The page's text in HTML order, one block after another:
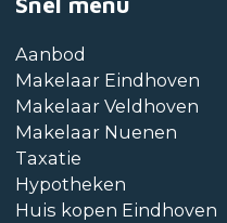
Aanbod
Makelaar Eindhoven
Makelaar Veldhoven
Makelaar Nuenen
Taxatie
Hypotheken
Huis kopen Eindhoven